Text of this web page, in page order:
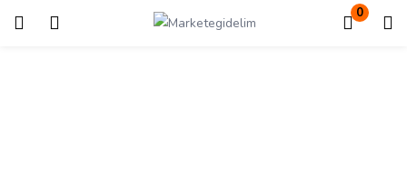
0
Giriş Kayıt ol